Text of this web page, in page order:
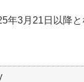
年3月21日以降